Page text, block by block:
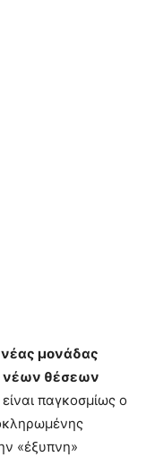
μονάδας
νέων θέσεων
παγκοσμίως ο
«έξυπνη»